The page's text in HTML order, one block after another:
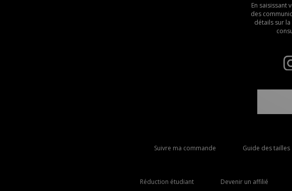
En saisissant
des
détails sur
Suivre ma commande Guide des tailles
Réduction étudiant Devenir un affilié